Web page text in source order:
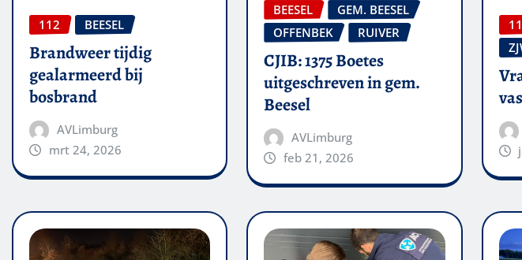
112 BEESEL
Brandweer tijdig
gealarmeerd bij
bosbrand
AVLimburg
mrt 24, 2026
BEESEL
GEM. BEESEL
OFFENBEK
RUIVER
CJIB: 1375 Boetes
uitgeschreven in gem.
Beesel
AVLimburg
feb 21, 2026